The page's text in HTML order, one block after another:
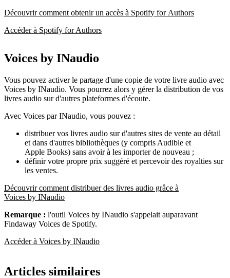
Découvrir comment obtenir un accès à Spotify for Authors
Accéder à Spotify for Authors
Voices by INaudio
Vous pouvez activer le partage d'une copie de votre livre audio avec
Voices by INaudio. Vous pourrez alors y gérer la distribution de vos
livres audio sur d'autres plateformes d'écoute.
Avec Voices par INaudio, vous pouvez :
distribuer vos livres audio sur d'autres sites de vente au détail
et dans d'autres bibliothèques (y compris Audible et
Apple Books) sans avoir à les importer de nouveau ;
définir votre propre prix suggéré et percevoir des royalties sur
les ventes.
Découvrir comment distribuer des livres audio grâce à
Voices by INaudio
Remarque : l'outil Voices by INaudio s'appelait auparavant
Findaway Voices de Spotify.
Accéder à Voices by INaudio
Articles similaires